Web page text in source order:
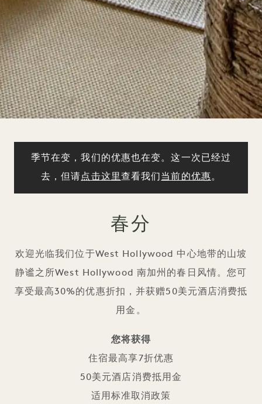
季节在变，我们的优惠也在变。这一次已经过
去，但请点击这里查看我们 当前的优惠。
春分
欢迎光临我们位于West Hollywood 中心地带的山坡
静谧之所West Hollywood 南加州的春日风情。您可
享受最高30%的优惠折扣，并获赠50美元酒店消费抵
用金。
您将获得
住宿最高享7折优惠
50美元酒店消费抵用金
适用标准取消政策